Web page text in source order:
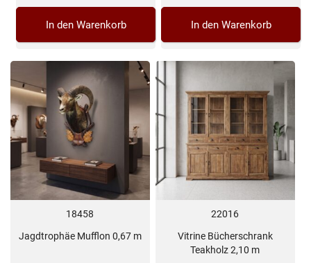
In den Warenkorb In den Warenkorb
18458
Jagdtrophäe Mufflon 0,67 m
22016
Vitrine Bücherschrank
Teakholz 2,10 m